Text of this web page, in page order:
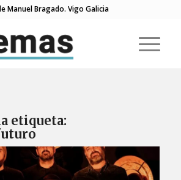
Manuel Bragado. Vigo Galicia
etiqueta: